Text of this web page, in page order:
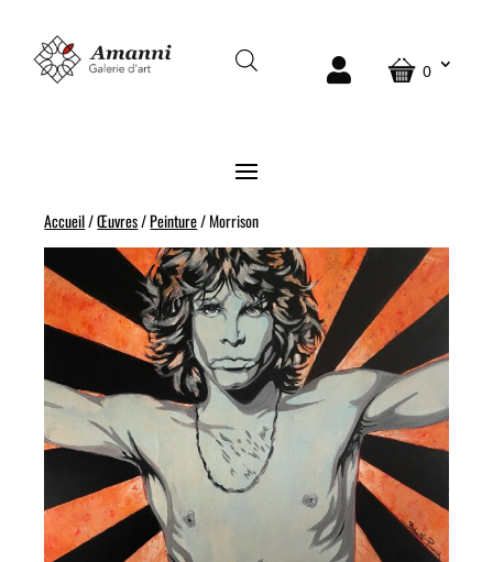
0
Accueil/Œuvres/Peinture/ Morrison